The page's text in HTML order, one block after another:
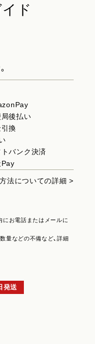
ド
後払い
換
トバンク決済
法についての詳細 >
お電話またはメールに
量などの不備など、詳細
発送